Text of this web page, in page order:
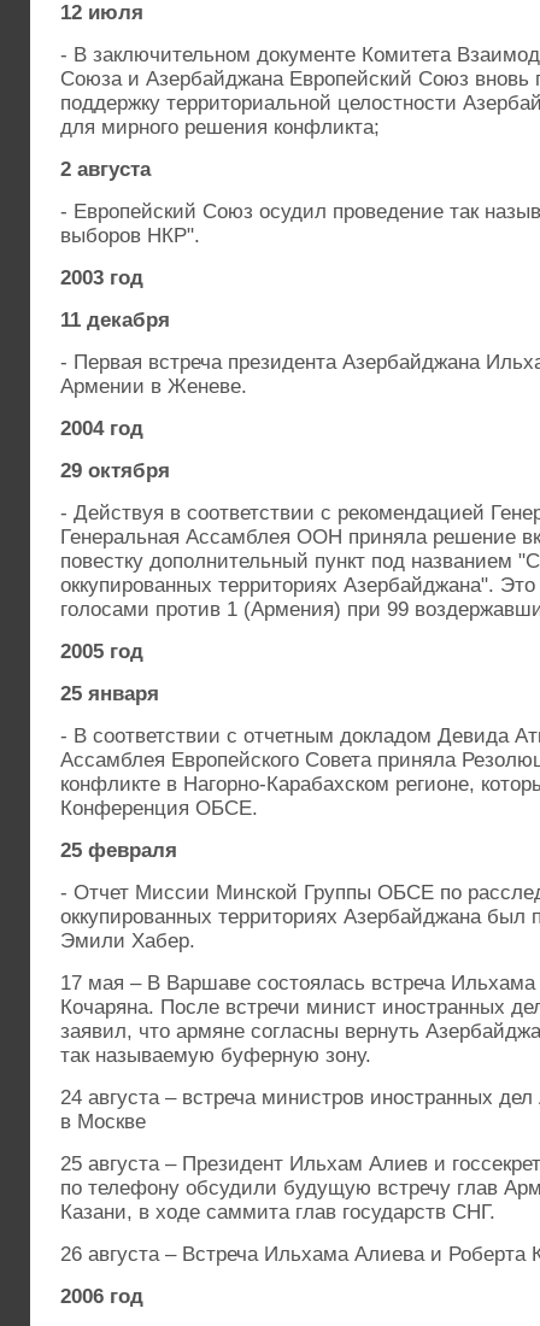
12 июля
- В заключительном документе Комитета
Союза и Азербайджана Европейский Союз вновь
поддержку территориальной целостности
для мирного решения конфликта;
2 августа
- Европейский Союз осудил проведение так
выборов НКР".
2003 год
11 декабря
- Первая встреча президента Азербайджана
Армении в Женеве.
2004 год
29 октября
- Действуя в соответствии с рекомендацией
Генеральная Ассамблея ООН приняла решение
повестку дополнительный пункт под названием
оккупированных территориях Азербайджана".
голосами против 1 (Армения) при 99
2005 год
25 января
- В соответствии с отчетным докладом Девида
Ассамблея Европейского Совета приняла
конфликте в Нагорно-Карабахском регионе,
Конференция ОБСЕ.
25 февраля
- Отчет Миссии Минской Группы ОБСЕ по
оккупированных территориях Азербайджана был
Эмили Хабер.
17 мая – В Варшаве состоялась встреча
Кочаряна. После встречи минист иностранных
заявил, что армяне согласны вернуть
так называемую буферную зону.
24 августа – встреча министров иностранных
в Москве
25 августа – Президент Ильхам Алиев и
по телефону обсудили будущую встречу глав
Казани, в ходе саммита глав государств СНГ.
26 августа – Встреча Ильхама Алиева и Роберта
2006 год